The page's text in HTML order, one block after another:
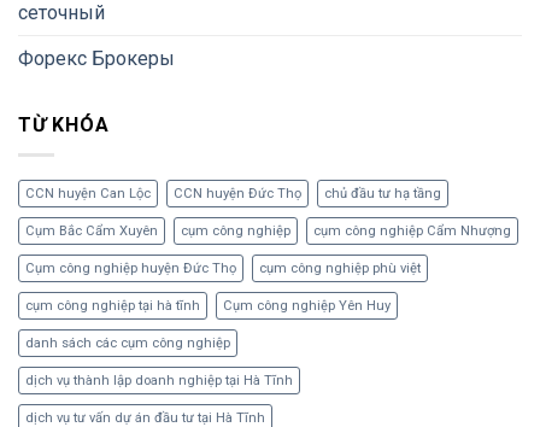
сеточный
Форекс Брокеры
TỪ KHÓA
CCN huyện Can Lộc CCN huyện Đức Thọ chủ đầu tư hạ tầng
Cụm Bắc Cẩm Xuyên cụm công nghiệp cụm công nghiệp Cẩm Nhượng
Cụm công nghiệp huyện Đức Thọ cụm công nghiệp phù việt
cụm công nghiệp tại hà tĩnh Cụm công nghiệp Yên Huy
danh sách các cụm công nghiệp
dịch vụ thành lập doanh nghiệp tại Hà Tĩnh
dịch vụ tư vấn dự án đầu tư tại Hà Tĩnh